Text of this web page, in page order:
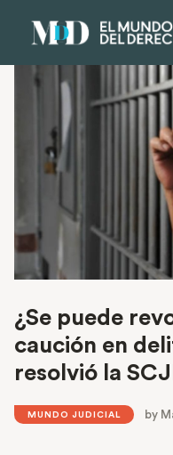
¿Se puede
caución en
resolvió la
MUNDO JUDICIAL by